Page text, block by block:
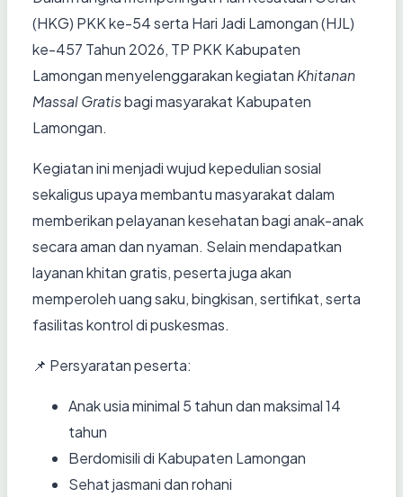
(HKG) PKK ke-54 serta Hari Jadi Lamongan (HJL)
ke-457 Tahun 2026, TP PKK Kabupaten
Lamongan menyelenggarakan kegiatan Khitanan
Massal Gratisbagi masyarakat Kabupaten
Lamongan.
Kegiatan ini menjadi wujud kepedulian sosial
sekaligus upaya membantu masyarakat dalam
memberikan pelayanan kesehatan bagi anak-anak
secara aman dan nyaman. Selain mendapatkan
layanan khitan gratis, peserta juga akan
memperoleh uang saku, bingkisan, sertifikat, serta
fasilitas kontrol di puskesmas.
📌 Persyaratan peserta:
Anak usia minimal 5 tahun dan maksimal 14
tahun
Berdomisili di Kabupaten Lamongan
Sehat jasmani dan rohani